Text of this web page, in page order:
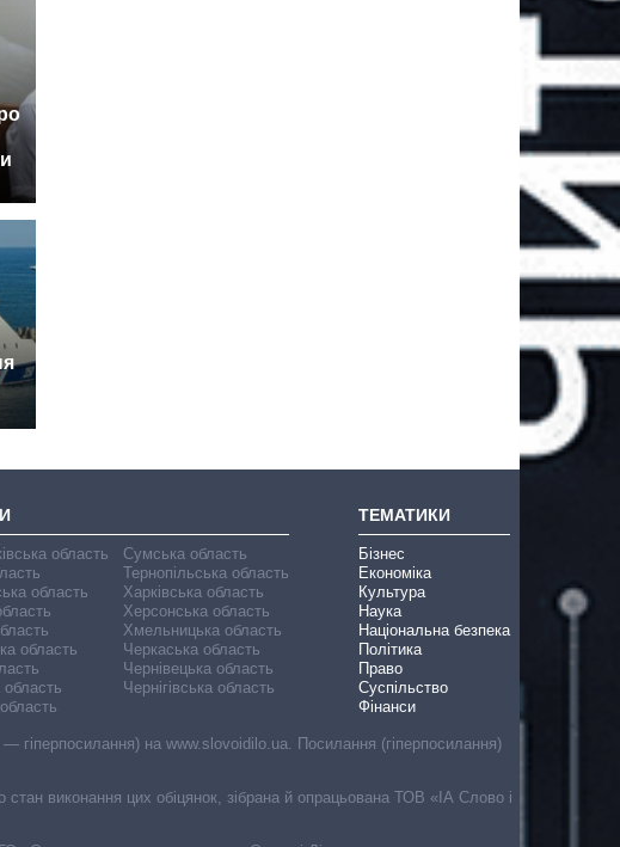
область
область
область
Сумська область
Тернопільська область
Харківська область
Херсонська область
Хмельницька область
Черкаська область
Чернівецька область
Чернігівська область
ТЕМАТИКИ
Бізнес
Економіка
Культура
Наука
Національна безпека
Політика
Право
Суспільство
Фінанси
гіперпосилання) на www.slovoidilo.ua. Посилання (гіперпосилання)
стан виконання цих обіцянок, зібрана й опрацьована ТОВ «ІА Слово і